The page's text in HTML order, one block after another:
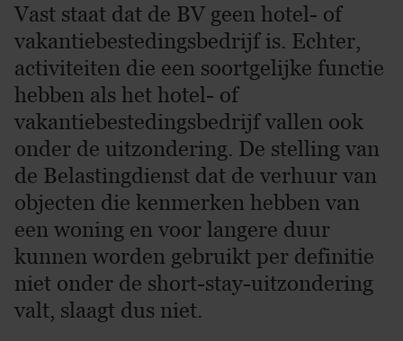
Vast staat dat de BV geen hotel- of
vakantiebestedingsbedrijf is. Echter,
activiteiten die een soortgelijke functie
hebben als het hotel- of
vakantiebestedingsbedrijf vallen ook
onder de uitzondering. De stelling van
de Belastingdienst dat de verhuur van
objecten die kenmerken hebben van
een woning en voor langere duur
kunnen worden gebruikt per definitie
niet onder de short-stay-uitzondering
valt, slaagt dus niet.